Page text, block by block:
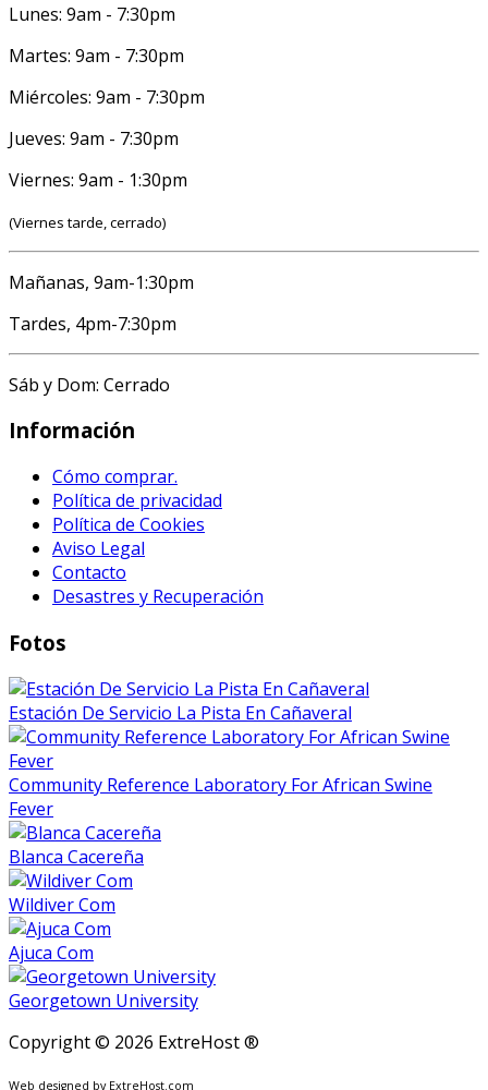
Lunes: 9am - 7:30pm
Martes: 9am - 7:30pm
Miércoles: 9am - 7:30pm
Jueves: 9am - 7:30pm
Viernes: 9am - 1:30pm
(Viernes tarde, cerrado)
Mañanas, 9am-1:30pm
Tardes, 4pm-7:30pm
Sáb y Dom: Cerrado
Información
Cómo comprar.
Política de privacidad
Política de Cookies
Aviso Legal
Contacto
Desastres y Recuperación
Fotos
Estación De Servicio La Pista En Cañaveral
Community Reference Laboratory For African Swine
Fever
Blanca Cacereña
Wildiver Com
Ajuca Com
Georgetown University
Copyright © 2026 ExtreHost ®
Web designed by ExtreHost.com